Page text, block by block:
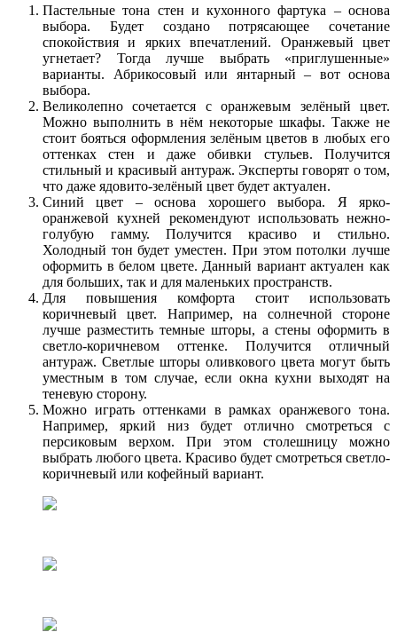
Пастельные тона стен и кухонного фартука – основа
выбора. Будет создано потрясающее сочетание
спокойствия и ярких впечатлений. Оранжевый цвет
угнетает? Тогда лучше выбрать «приглушенные»
варианты. Абрикосовый или янтарный – вот основа
выбора.
Великолепно сочетается с оранжевым зелёный цвет.
Можно выполнить в нём некоторые шкафы. Также не
стоит бояться оформления зелёным цветов в любых его
оттенках стен и даже обивки стульев. Получится
стильный и красивый антураж. Эксперты говорят о том,
что даже ядовито-зелёный цвет будет актуален.
Синий цвет – основа хорошего выбора. Я ярко-
оранжевой кухней рекомендуют использовать нежно-
голубую гамму. Получится красиво и стильно.
Холодный тон будет уместен. При этом потолки лучше
оформить в белом цвете. Данный вариант актуален как
для больших, так и для маленьких пространств.
Для повышения комфорта стоит использовать
коричневый цвет. Например, на солнечной стороне
лучше разместить темные шторы, а стены оформить в
светло-коричневом оттенке. Получится отличный
антураж. Светлые шторы оливкового цвета могут быть
уместным в том случае, если окна кухни выходят на
теневую сторону.
Можно играть оттенками в рамках оранжевого тона.
Например, яркий низ будет отлично смотреться с
персиковым верхом. При этом столешницу можно
выбрать любого цвета. Красиво будет смотреться светло-
коричневый или кофейный вариант.